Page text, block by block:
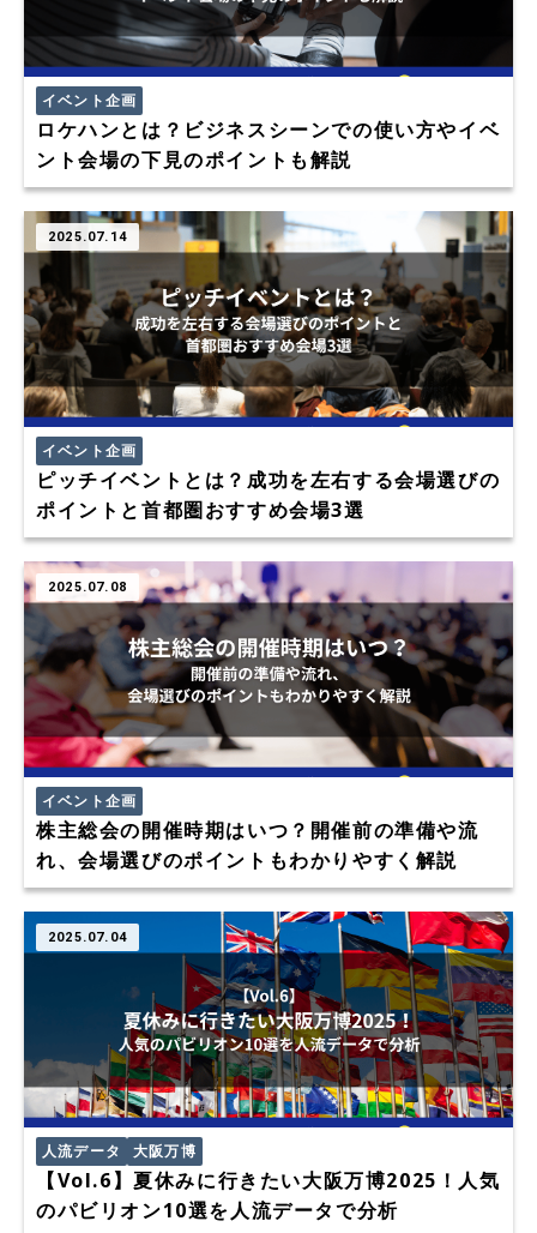
イベント企画
ロケハンとは？ビジネスシーンでの使い方やイベ
ント会場の下見のポイントも解説
2025.07.14
イベント企画
ピッチイベントとは？成功を左右する会場選びの
ポイントと首都圏おすすめ会場3選
2025.07.08
イベント企画
株主総会の開催時期はいつ？開催前の準備や流
れ、会場選びのポイントもわかりやすく解説
2025.07.04
人流データ 大阪万博
【Vol.6】夏休みに行きたい大阪万博2025！人気
のパビリオン10選を人流データで分析